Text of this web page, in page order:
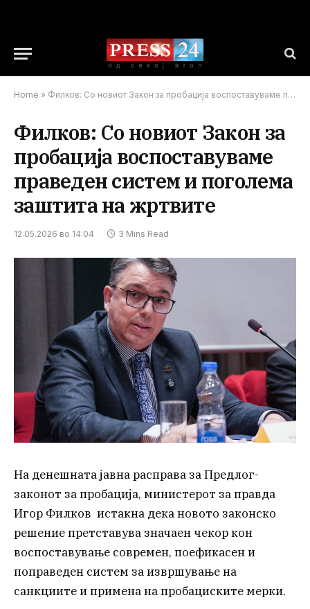
Home » Филков: Со новиот Закон за пробација воспоставуваме праведен систем и поголема заштита на жртвите
Филков: Со новиот Закон за
пробација воспоставуваме
праведен систем и поголема
заштита на жртвите
12.05.2026 во 14:04 3 Mins Read
На денешната јавна расправа за Предлог-
законот за пробација, министерот за правда
Игор Филков истакна дека новото законско
решение претставува значаен чекор кон
воспоставување современ, поефикасен и
поправеден систем за извршување на
санкциите и примена на пробациските мерки.